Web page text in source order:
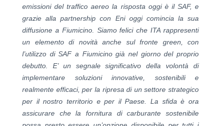
emissioni del traffico aereo la risposta oggi è il SAF, e
grazie alla partnership con Eni oggi comincia la sua
diffusione a Fiumicino. Siamo felici che ITA rappresenti
un elemento di novità anche sul fronte green, con
l’utilizzo di SAF a Fiumicino già nel giorno del proprio
debutto. E’ un segnale significativo della volontà di
implementare soluzioni innovative, sostenibili e
realmente efficaci, per la ripresa di un settore strategico
per il nostro territorio e per il Paese. La sfida è ora
assicurare che la fornitura di carburante sostenibile